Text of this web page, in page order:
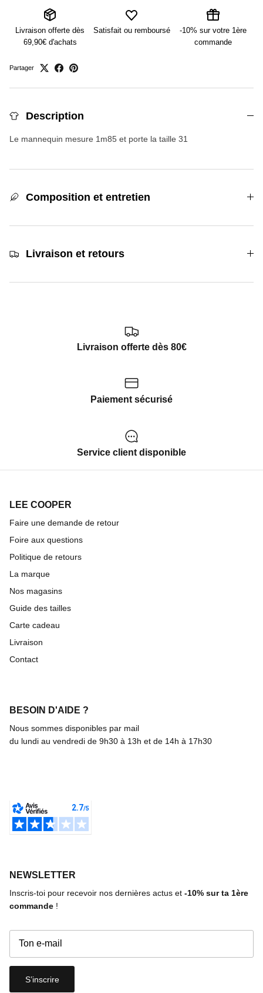
Livraison offerte dès
69,90€ d'achats
Satisfait ou remboursé
-10% sur votre 1ère
commande
Partager
Description
Le mannequin mesure 1m85 et porte la taille 31
Composition et entretien
Livraison et retours
Livraison offerte dès 80€
Paiement sécurisé
Service client disponible
LEE COOPER
Faire une demande de retour
Foire aux questions
Politique de retours
La marque
Nos magasins
Guide des tailles
Carte cadeau
Livraison
Contact
BESOIN D'AIDE ?
Nous sommes disponibles par mail
du lundi au vendredi de 9h30 à 13h et de 14h à 17h30
NEWSLETTER
Inscris-toi pour recevoir nos dernières actus et -10% sur ta 1ère
commande !
S’inscrire